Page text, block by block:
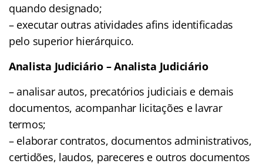
quando designado;
– executar outras atividades afins identificadas
pelo superior hierárquico.
Analista Judiciário – Analista Judiciário
– analisar autos, precatórios judiciais e demais
documentos, acompanhar licitações e lavrar
termos;
– elaborar contratos, documentos administrativos,
certidões, laudos, pareceres e outros documentos